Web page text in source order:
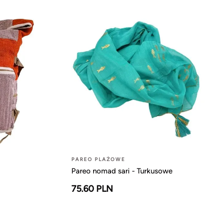
PAREO PLAŻOWE
Pareo nomad sari - Turkusowe
75.60 PLN